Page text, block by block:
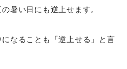
暑い日にも逆上せます。
なることも「逆上せる」と言